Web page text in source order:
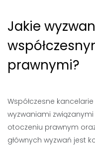
Jakie
prawnymi?
Współczesne
wyzwaniami
otoczeniu prawnym
głównych wyzwań jest